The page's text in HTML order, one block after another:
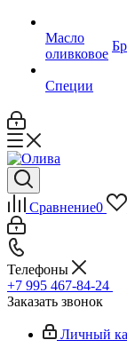
Масло
оливковое
Специи
Сравнение0
Телефоны
+7 995 467‑84‑24
Заказать звонок
Личный